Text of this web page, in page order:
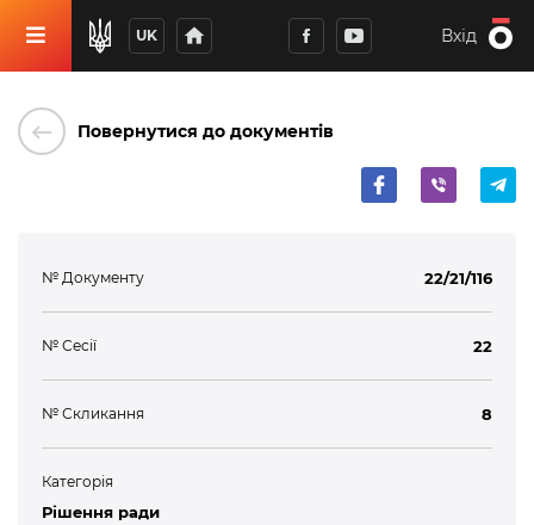
UK home Вхід
keyboard_backspace Повернутися до документів
№ Документу 22/21/116
№ Сесії 22
№ Скликання 8
Категорія
Рішення ради